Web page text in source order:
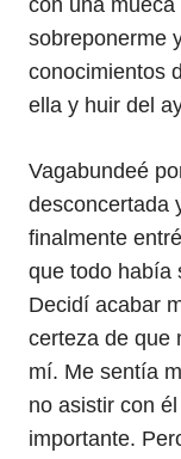
con una
sobreponerme
conocimientos
ella y huir del
Vagabundeé
desconcertada
finalmente
que todo había
Decidí acabar
certeza de que
mí. Me sentía
no asistir con
importante.